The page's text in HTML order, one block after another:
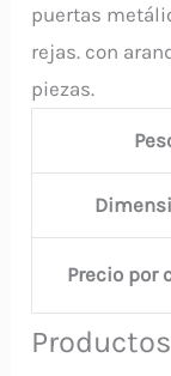
puertas
rejas. con
piezas.
Precio por